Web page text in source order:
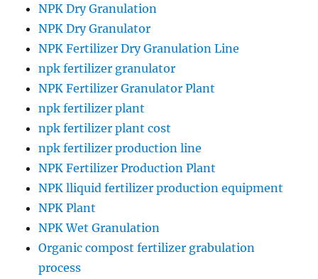
NPK Dry Granulation
NPK Dry Granulator
NPK Fertilizer Dry Granulation Line
npk fertilizer granulator
NPK Fertilizer Granulator Plant
npk fertilizer plant
npk fertilizer plant cost
npk fertilizer production line
NPK Fertilizer Production Plant
NPK lliquid fertilizer production equipment
NPK Plant
NPK Wet Granulation
Organic compost fertilizer grabulation
process